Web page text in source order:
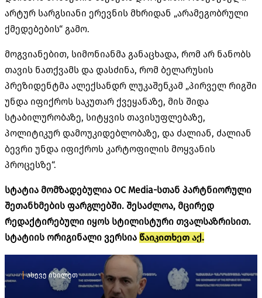
არტურ სარგსიანი ერევნის მხრიდან „არამეგობრული
ქმედებების“ გამო.
მოგვიანებით, სიმონიანმა განაცხადა, რომ არ ნანობს
თავის ნათქვამს და დასძინა, რომ ბელარუსის
პრეზიდენტმა ალექსანდრ ლუკაშენკამ „პირველ რიგში
უნდა იფიქროს საკუთარ ქვეყანაზე, მის შიდა
სტაბილურობაზე, სიტყვის თავისუფლებაზე,
პოლიტიკურ დამოუკიდებლობაზე, და ძალიან, ძალიან
ბევრი უნდა იფიქროს კარტოფილის მოყვანის
პროცესზე“.
სტატია მომზადებულია OC Media-სთან პარტნიორული
შეთანხმების ფარგლებში. შესაძლოა, მცირედ
რედაქტირებული იყოს სტილისტური თვალსაზრისით.
სტატიის ორიგინალი ვერსია წაიკითხეთ აქ.
ასევე იხილეთ